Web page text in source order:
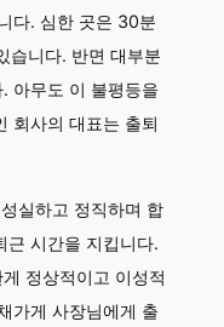
다. 심한 곳은 30분
습니다. 반면 대부분
아무도 이 불평등을
회사의 대표는 출퇴
실하고 정직하며 합
근 시간을 지킵니다.
정상적이고 이성적
가게 사장님에게 출